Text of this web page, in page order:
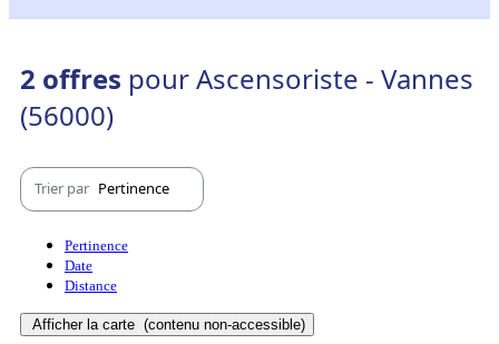
2 offres pour Ascensoriste - Vannes
(56000)
Trier par Pertinence
Pertinence
Date
Distance
Afficher la carte (contenu non-accessible)